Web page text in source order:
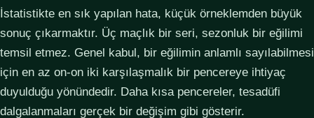
İstatistikte en sık yapılan hata, küçük örneklemden büyük
sonuç çıkarmaktır. Üç maçlık bir seri, sezonluk bir eğilimi
temsil etmez. Genel kabul, bir eğilimin anlamlı sayılabilmesi
için en az on-on iki karşılaşmalık bir pencereye ihtiyaç
duyulduğu yönündedir. Daha kısa pencereler, tesadüfi
dalgalanmaları gerçek bir değişim gibi gösterir.